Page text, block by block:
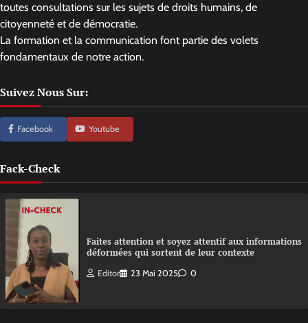
toutes consultations sur les sujets de droits humains, de
citoyenneté et de démocratie.
La formation et la communication font partie des volets
fondamentaux de notre action.
Suivez Nous Sur:
Facebook Youtube
Fack-Check
Faites attention et soyez attentif aux informations
déformées qui sortent de leur contexte
Editor 23 Mai 2025 0